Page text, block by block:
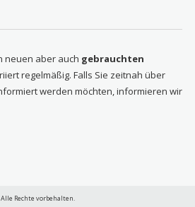
neuen aber auch gebrauchten
regelmäßig. Falls Sie zeitnah über
werden möchten, informieren wir
Alle Rechte vorbehalten.